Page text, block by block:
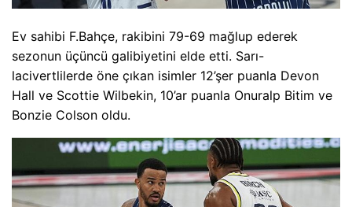
Ev sahibi F.Bahçe, rakibini 79-69 mağlup ederek
sezonun üçüncü galibiyetini elde etti. Sarı-
lacivertlilerde öne çıkan isimler 12’şer puanla Devon
Hall ve Scottie Wilbekin, 10’ar puanla Onuralp Bitim ve
Bonzie Colson oldu.